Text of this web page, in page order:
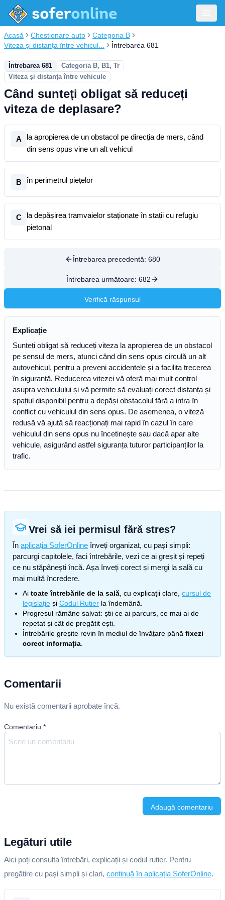
Acasă Chestionare auto
Categoria B
Viteza și distanța între vehicul...
Întrebarea 681
Întrebarea 681
Categoria B, B1, Tr
Viteza și distanța între vehicule
Când sunteți obligat să reduceți
viteza de deplasare?
A
la apropierea de un obstacol pe direcția de mers, când
din sens opus vine un alt vehicul
B în perimetrul piețelor
C
la depășirea tramvaielor staționate în stații cu refugiu
pietonal
Întrebarea precedentă: 680
Întrebarea următoare: 682
Verifică răspunsul
Explicație
Sunteți obligat să reduceți viteza la apropierea de un obstacol
pe sensul de mers, atunci când din sens opus circulă un alt
autovehicul, pentru a preveni accidentele și a facilita trecerea
în siguranță. Reducerea vitezei vă oferă mai mult control
asupra vehiculului și vă permite să evaluați corect distanța și
spațiul disponibil pentru a depăși obstacolul fără a intra în
conflict cu vehiculul din sens opus. De asemenea, o viteză
redusă vă ajută să reacționați mai rapid în cazul în care
vehiculul din sens opus nu încetinește sau dacă apar alte
vehicule, asigurând astfel siguranța tuturor participanților la
trafic.
Vrei să iei permisul fără stres?
În aplicația SoferOnline înveți organizat, cu pași simpli:
parcurgi capitolele, faci întrebările, vezi ce ai greșit și repeți
ce nu stăpânești încă. Așa înveți corect și mergi la sală cu
mai multă încredere.
Ai toate întrebările de la sală , cu explicații clare, cursul de
legislație și Codul Rutier la îndemână.
Progresul rămâne salvat: știi ce ai parcurs, ce mai ai de
repetat și cât de pregătit ești.
Întrebările greșite revin în mediul de învățare până fixezi
corect informația
Comentarii
Nu există comentarii aprobate încă.
Comentariu *
Adaugă comentariu
Legături utile
Aici poți consulta întrebări, explicații și codul rutier. Pentru
pregătire cu pași simpli și clari, continuă în aplicația SoferOnline.